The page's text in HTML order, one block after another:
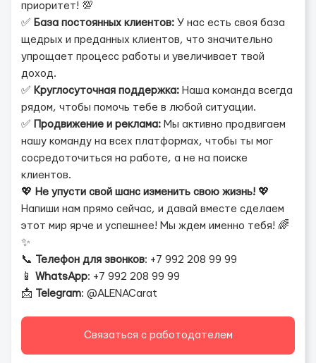
приоритет! 💯
✅ База постоянных клиентов: У нас есть своя база
щедрых и преданных клиентов, что значительно
упрощает процесс работы и увеличивает твой
доход.
✅ Круглосуточная поддержка: Наша команда всегда
рядом, чтобы помочь тебе в любой ситуации.
✅
Продвижение и реклама: Мы активно продвигаем
нашу команду на всех платформах, чтобы ты мог
сосредоточиться на работе, а не на поиске
клиентов.
💖 Не упусти свой шанс изменить свою жизнь! 💖
Напиши нам прямо сейчас, и давай вместе сделаем
этот мир ярче и успешнее! Мы ждем именно тебя! 🌈
✨
📞
Телефон для звонков: +7 992 208 99 99
📱 WhatsApp: +7 992 208 99 99
📩
Telegram: @ALENACarat
Связаться с работодателем